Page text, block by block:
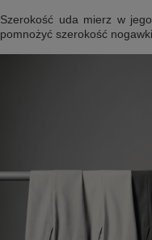
Szerokość uda mierz w
pomnożyć szerokość